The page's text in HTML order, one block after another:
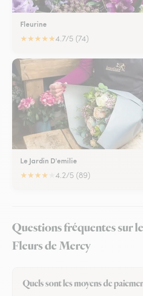
Fleurine
★★★★★4.7/5 (74)
Le Jardin D'emilie
★★★★ 4.2/5 (89)
Questions fréquentes sur
Fleurs de Mercy
Quels sont les moyens de